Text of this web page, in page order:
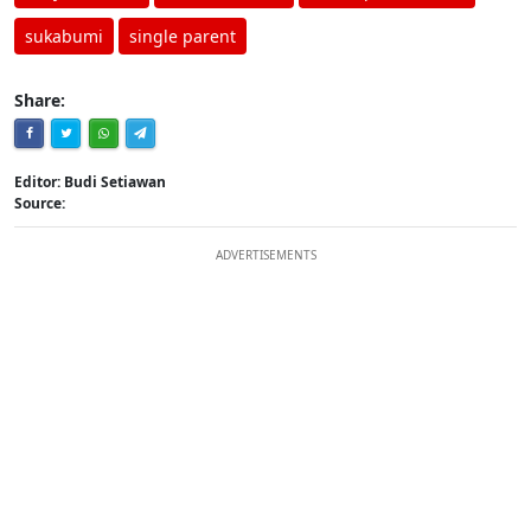
sukabumi single parent
Share:
Editor: Budi Setiawan
Source:
ADVERTISEMENTS